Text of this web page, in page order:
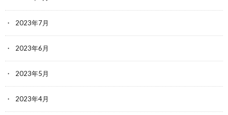
2023年7月
2023年6月
2023年5月
2023年4月